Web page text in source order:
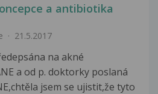
a antibiotika
21.5.2017
na akné
a od p. doktorky poslaná
jsem se ujistit,že tyto